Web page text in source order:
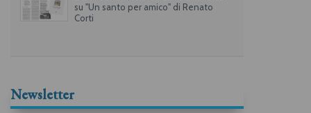
su "Un santo per amico" di Renato
Corti
Newsletter